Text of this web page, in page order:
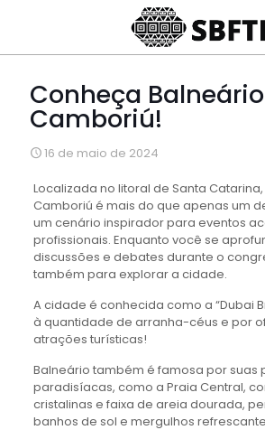
Conheça Balneário
Camboriú!
16 de maio de 2024
Localizada no litoral de Santa
Camboriú é mais do que apenas um
um cenário inspirador para eventos
profissionais. Enquanto você se
discussões e debates durante o
também para explorar a cidade.
A cidade é conhecida como a “Dubai
à quantidade de arranha-céus e por
atrações turísticas!
Balneário também é famosa por suas
paradisíacas, como a Praia Central,
cristalinas e faixa de areia dourada,
banhos de sol e mergulhos